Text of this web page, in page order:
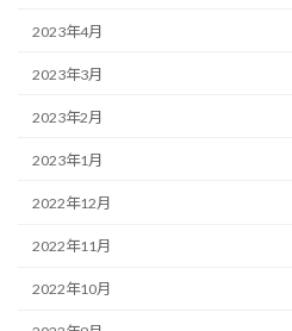
2023年4月
2023年3月
2023年2月
2023年1月
2022年12月
2022年11月
2022年10月